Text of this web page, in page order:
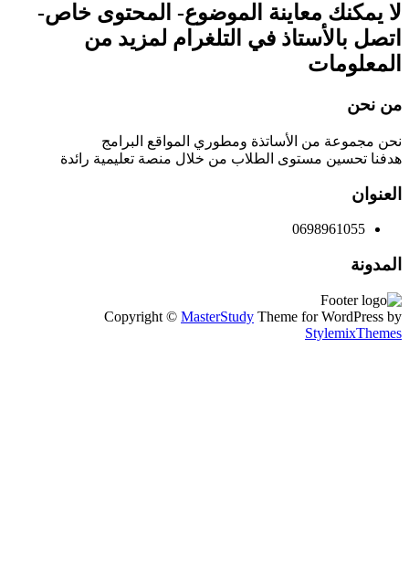
لا يمكنك معاينة الموضوع- المحتوى خاص-
اتصل بالأستاذ في التلغرام لمزيد من
المعلومات
من نحن
نحن مجموعة من الأساتذة ومطوري المواقع البرامج
هدفنا تحسين مستوى الطلاب من خلال منصة تعليمية رائدة
العنوان
0698961055
المدونة
Copyright © MasterStudy Theme for WordPress by
StylemixThemes